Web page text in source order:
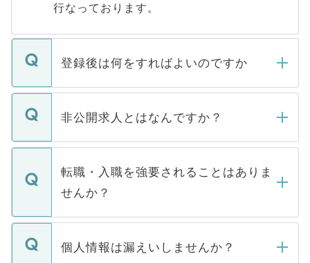
行なっております。
登録後は何をすればよいのですか
ご登録いただきましたら、弊社担当者がご
登録内容を確認し、その後メールもしくは
ます。通常、5営業日以内にはご連絡をせて
いただきますので、しばらくお待ちくださ
非公開求人とはなんですか？
マイナビDOCTORで取り扱っている求人の
うち約3割は、Webサイトからご覧いただ
けない「非公開求人」です。非公開求人は
下記の理由によって、一般には公開してい
ません。
■応募殺到を避けるため 人気のある医療機
転職・入職を強要されることはありま
せんか？
転職・入職を強要することは一切ありませ
ん。また、仮に応募先から内定をいただい
個人情報は漏えいしませんか？